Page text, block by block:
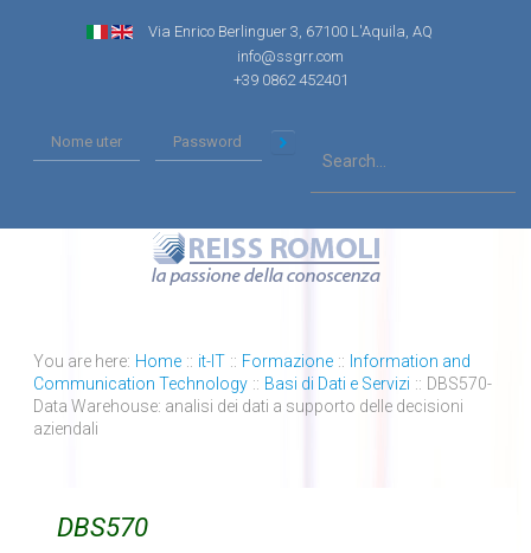
Via Enrico Berlinguer 3, 67100 L'Aquila, AQ
info@ssgrr.com
+39 0862 452401
You are here: Home :: it-IT :: Formazione :: Information and
Communication Technology :: Basi di Dati e Servizi :: DBS570-
Data Warehouse: analisi dei dati a supporto delle decisioni
aziendali
DBS570